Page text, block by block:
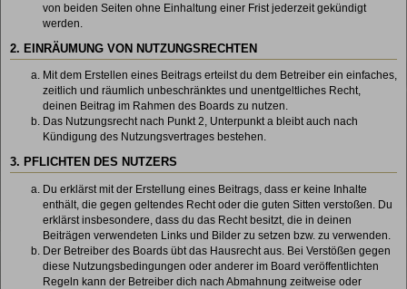
von beiden Seiten ohne Einhaltung einer Frist jederzeit gekündigt
werden.
2. EINRÄUMUNG VON NUTZUNGSRECHTEN
Mit dem Erstellen eines Beitrags erteilst du dem Betreiber ein einfaches,
zeitlich und räumlich unbeschränktes und unentgeltliches Recht,
deinen Beitrag im Rahmen des Boards zu nutzen.
Das Nutzungsrecht nach Punkt 2, Unterpunkt a bleibt auch nach
Kündigung des Nutzungsvertrages bestehen.
3. PFLICHTEN DES NUTZERS
Du erklärst mit der Erstellung eines Beitrags, dass er keine Inhalte
enthält, die gegen geltendes Recht oder die guten Sitten verstoßen. Du
erklärst insbesondere, dass du das Recht besitzt, die in deinen
Beiträgen verwendeten Links und Bilder zu setzen bzw. zu verwenden.
Der Betreiber des Boards übt das Hausrecht aus. Bei Verstößen gegen
diese Nutzungsbedingungen oder anderer im Board veröffentlichten
Regeln kann der Betreiber dich nach Abmahnung zeitweise oder